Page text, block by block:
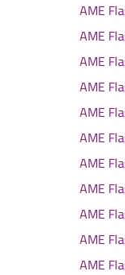
AME
AME
AME
AME
AME
AME
AME
AME
AME
AME
AME